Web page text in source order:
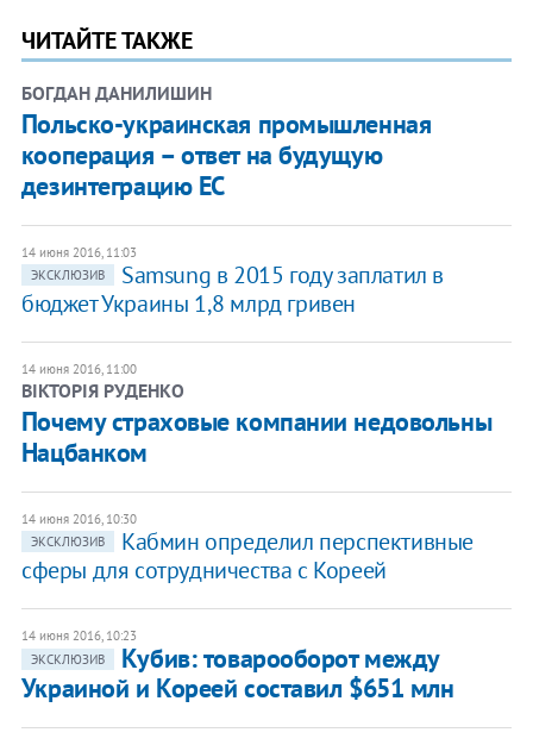
ЧИТАЙТЕ ТАКЖЕ
БОГДАН ДАНИЛИШИН
Польско-украинская промышленная
кооперация – ответ на будущую
дезинтеграцию ЕС
14 июня 2016, 11:03
ЭКСКЛЮЗИВ
Samsung в 2015 году заплатил в
бюджет Украины 1,8 млрд гривен
14 июня 2016, 11:00
ВІКТОРІЯ РУДЕНКО
Почему страховые компании недовольны
Нацбанком
14 июня 2016, 10:30
ЭКСКЛЮЗИВ
Кабмин определил перспективные
сферы для сотрудничества с Кореей
14 июня 2016, 10:23
ЭКСКЛЮЗИВ
​Кубив: товарооборот между
Украиной и Кореей составил $651 млн